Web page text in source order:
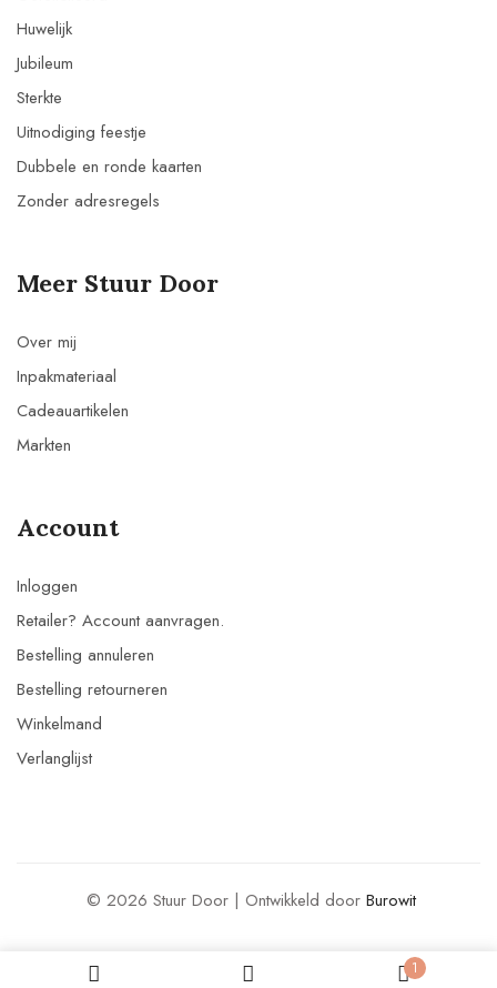
1
Huwelijk
Jubileum
Sterkte
Uitnodiging feestje
Dubbele en ronde kaarten
Zonder adresregels
Meer Stuur Door
Over mij
Inpakmateriaal
Cadeauartikelen
Markten
Account
Inloggen
Retailer? Account aanvragen.
Bestelling annuleren
Bestelling retourneren
Winkelmand
Verlanglijst
© 2026 Stuur Door | Ontwikkeld door Burowit